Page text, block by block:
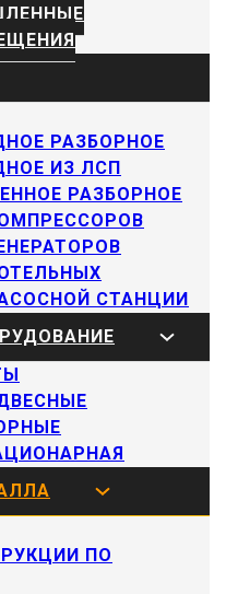
РАЗБОРНОЕ
ИЗ ЛСП
РАЗБОРНОЕ
СТАНЦИИ
ПО